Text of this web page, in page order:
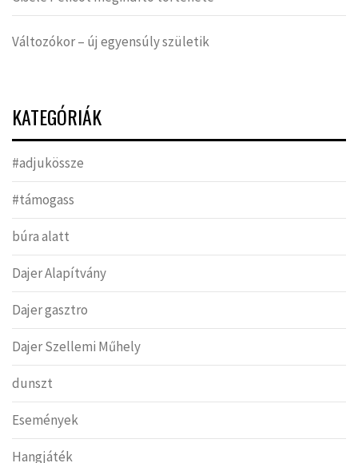
Változókor – új egyensúly születik
KATEGÓRIÁK
#adjukössze
#támogass
búra alatt
Dajer Alapítvány
Dajer gasztro
Dajer Szellemi Műhely
dunszt
Események
Hangjáték